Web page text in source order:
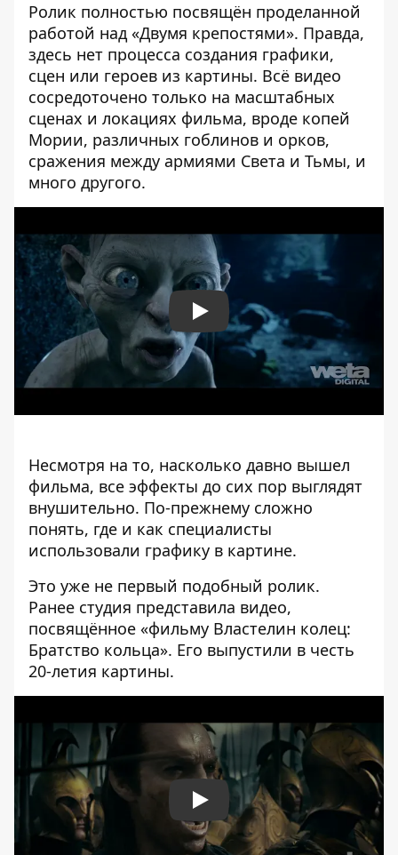
Ролик полностью посвящён проделанной
работой над «Двумя крепостями». Правда,
здесь нет процесса создания графики,
сцен или героев из картины. Всё видео
сосредоточено только на масштабных
сценах и локациях фильма, вроде копей
Мории, различных гоблинов и орков,
сражения между армиями Света и Тьмы, и
много другого.
Play
Несмотря на то, насколько давно вышел
фильма, все эффекты до сих пор выглядят
внушительно. По-прежнему сложно
понять, где и как специалисты
использовали графику в картине.
Это уже не первый подобный ролик.
Ранее студия представила видео,
посвящённое «фильму Властелин колец:
Братство кольца». Его выпустили в честь
20-летия картины.
Play